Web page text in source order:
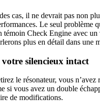
cas, il ne devrait pas non
Le seul problème
témoin Check Engine avec
plus en détail dans une
silencieux intact
le résonateur, vous n’avez
si vous avez un double
de modifications.